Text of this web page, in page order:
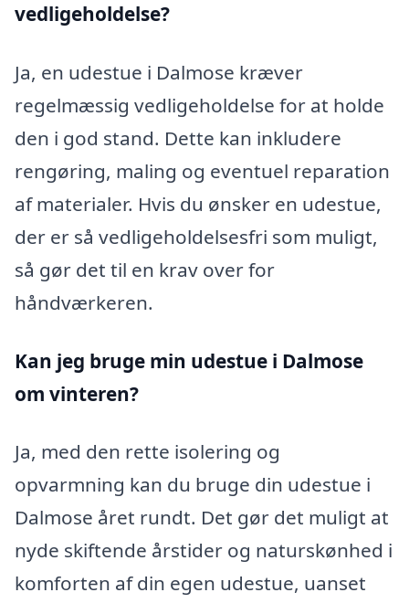
vedligeholdelse?
Ja, en udestue i Dalmose kræver
regelmæssig vedligeholdelse for at holde
den i god stand. Dette kan inkludere
rengøring, maling og eventuel reparation
af materialer. Hvis du ønsker en udestue,
der er så vedligeholdelsesfri som muligt,
så gør det til en krav over for
håndværkeren.
Kan jeg bruge min udestue i Dalmose
om vinteren?
Ja, med den rette isolering og
opvarmning kan du bruge din udestue i
Dalmose året rundt. Det gør det muligt at
nyde skiftende årstider og naturskønhed i
komforten af din egen udestue, uanset